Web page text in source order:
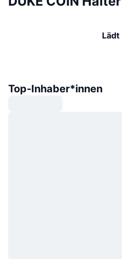
Lädt
Top-Inhaber*innen